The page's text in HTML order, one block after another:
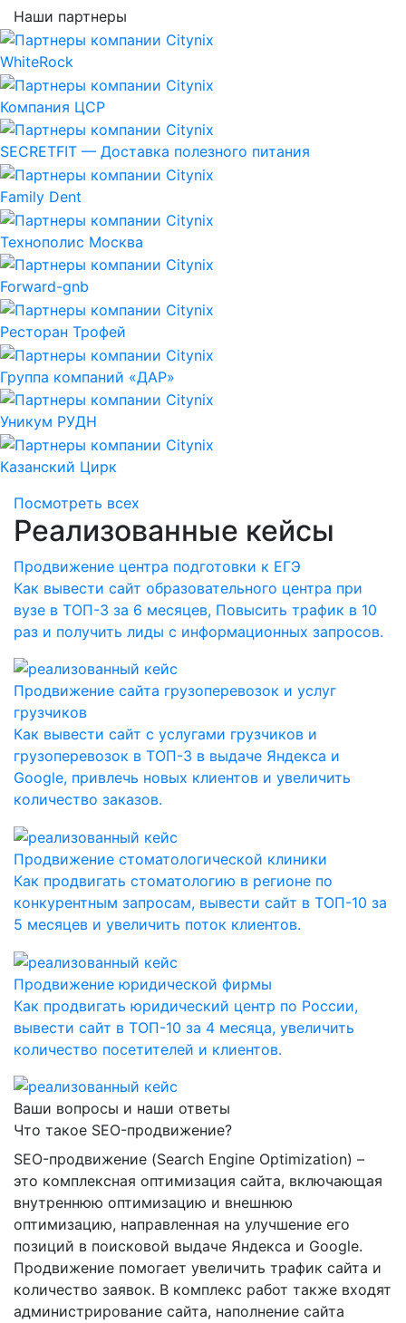
Наши партнеры
WhiteRock
Компания ЦСР
SECRETFIT — Доставка полезного питания
Family Dent
Технополис Москва
Forward-gnb
Ресторан Трофей
Группа компаний «ДАР»
Уникум РУДН
Казанский Цирк
Посмотреть всех
Реализованные кейсы
Продвижение центра подготовки к ЕГЭ
Как вывести сайт образовательного центра при
вузе в ТОП-3 за 6 месяцев, Повысить трафик в 10
раз и получить лиды с информационных запросов.
Продвижение сайта грузоперевозок и услуг
грузчиков
Как вывести сайт с услугами грузчиков и
грузоперевозок в ТОП-3 в выдаче Яндекса и
Google, привлечь новых клиентов и увеличить
количество заказов.
Продвижение стоматологической клиники
Как продвигать стоматологию в регионе по
конкурентным запросам, вывести сайт в ТОП-10 за
5 месяцев и увеличить поток клиентов.
Продвижение юридической фирмы
Как продвигать юридический центр по России,
вывести сайт в ТОП-10 за 4 месяца, увеличить
количество посетителей и клиентов.
Ваши вопросы и наши ответы
Что такое SEO-продвижение?
SEO-продвижение (Search Engine Optimization) –
это комплексная оптимизация сайта, включающая
внутреннюю оптимизацию и внешнюю
оптимизацию, направленная на улучшение его
позиций в поисковой выдаче Яндекса и Google.
Продвижение помогает увеличить трафик сайта и
количество заявок. В комплекс работ также входят
администрирование сайта, наполнение сайта